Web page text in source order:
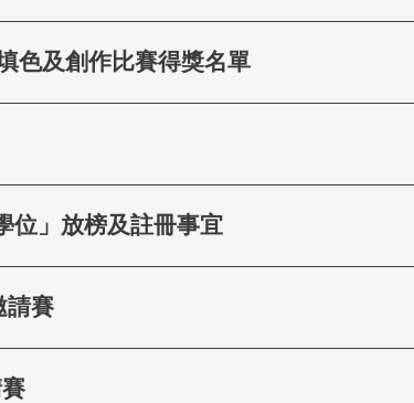
色及創作比賽得獎名單
位」放榜及註冊事宜
請賽